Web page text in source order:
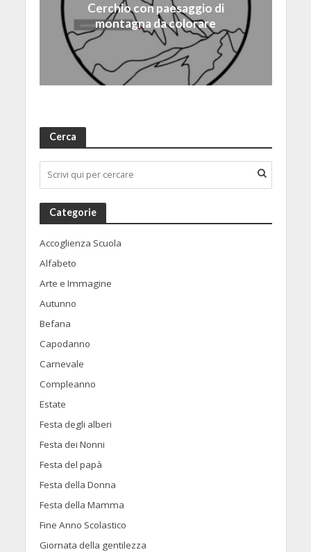
Cerchio con paesaggio di
montagna da colorare
Cerca
Categorie
Accoglienza Scuola
Alfabeto
Arte e Immagine
Autunno
Befana
Capodanno
Carnevale
Compleanno
Estate
Festa degli alberi
Festa dei Nonni
Festa del papà
Festa della Donna
Festa della Mamma
Fine Anno Scolastico
Giornata della gentilezza